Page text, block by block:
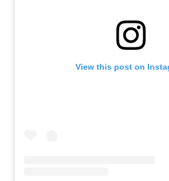
View this post on